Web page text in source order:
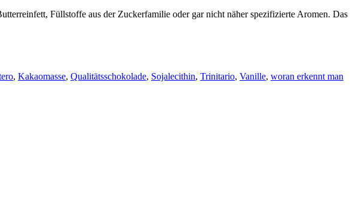
Füllstoffe aus der Zuckerfamilie oder gar nicht näher spezifizierte Aromen. Das
, Kakaomasse, Qualitätsschokolade, Sojalecithin, Trinitario, Vanille, woran erkennt man